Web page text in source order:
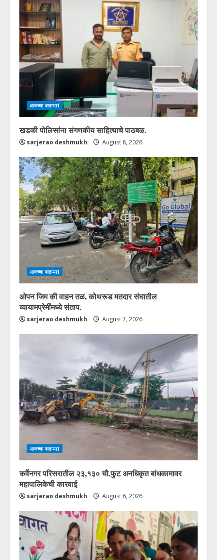
आजच्या बातम्या1
खडकी पोलिसांना संगणकीय साहित्याचे पाठबळ.
sarjerao deshmukh August 8, 2026
आजच्या बातम्या1
ओपन जिम की वाहन तळ. कोथरूड मतदार संघातील
व्यायामप्रेमींमध्ये संताप.
sarjerao deshmukh August 7, 2026
आजच्या बातम्या1
कर्वेनगर परिसरातील २३,१३० चौ.फुट अनधिकृत बांधकामावर
महापालिकेची कारवाई
sarjerao deshmukh August 6, 2026